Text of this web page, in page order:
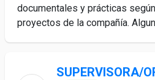
documentales y prácticas
proyectos de la compañía.
SUPERVISORA/